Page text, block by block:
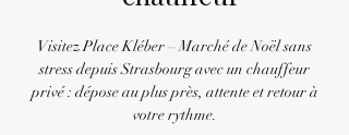
Visitez Place Kléber – Marché de Noël sans
stress depuis Strasbourg avec un chauffeur
privé : dépose au plus près, attente et retour à
votre rythme.